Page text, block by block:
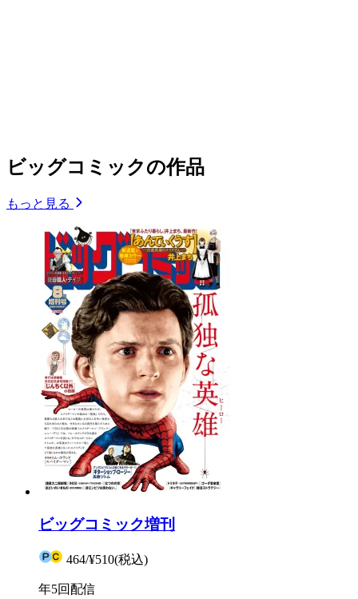
ビッグコミックの作品
もっと見る
ビッグコミック増刊
464/¥510(税込)
年5回配信